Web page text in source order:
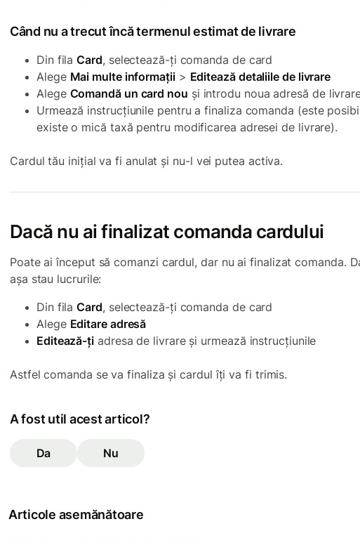
Când nu a trecut încă termenul estimat de livrare
Din filaCard, selectează-ți comanda de card
Alege Mai multe informații> Editează detaliile de livrare
Alege Comandă un card nou și introdu noua adresă de
Urmează instrucțiunile pentru a finaliza comanda (este
existe o mică taxă pentru modificarea adresei de livrare).
Cardul tău inițial va fi anulat și nu-l vei putea activa.
Dacă nu ai finalizat comanda cardului
Poate ai început să comanzi cardul, dar nu ai finalizat comanda.
așa stau lucrurile:
Din filaCard, selectează-ți comanda de card
Alege Editare adresă
Editează-ți adresa de livrare și urmează instrucțiunile
Astfel comanda se va finaliza și cardul îți va fi trimis.
A fost util acest articol?
Da Nu
Articole asemănătoare